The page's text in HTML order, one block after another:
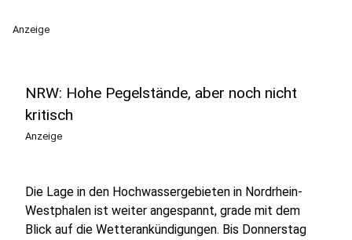
Anzeige
NRW: Hohe Pegelstände, aber noch nicht
kritisch
Anzeige
Die Lage in den Hochwassergebieten in Nordrhein-
Westphalen ist weiter angespannt, grade mit dem
Blick auf die Wetterankündigungen. Bis Donnerstag